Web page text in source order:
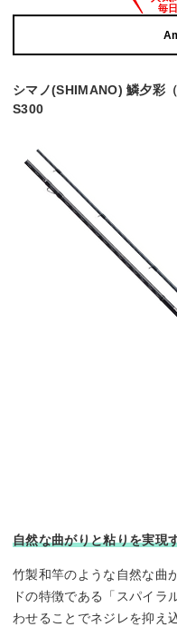
シマノ(SHIMANO) 鱗夕彩
S300
自然な曲がりと粘りを実現
竹製和竿のような自然な曲
ドの特徴である「スパイラ
わせることでネジレを抑え